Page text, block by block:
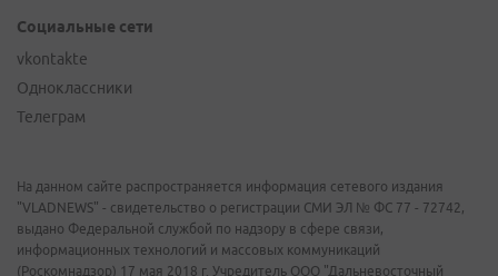
Социальные сети
vkontakte
Одноклассники
Телеграм
На данном сайте распространяется информация сетевого издания
"VLADNEWS" - свидетельство о регистрации СМИ ЭЛ № ФС 77 - 72742,
выдано Федеральной службой по надзору в сфере связи,
информационных технологий и массовых коммуникаций
(Роскомнадзор) 17 мая 2018 г. Учредитель ООО "Дальневосточный